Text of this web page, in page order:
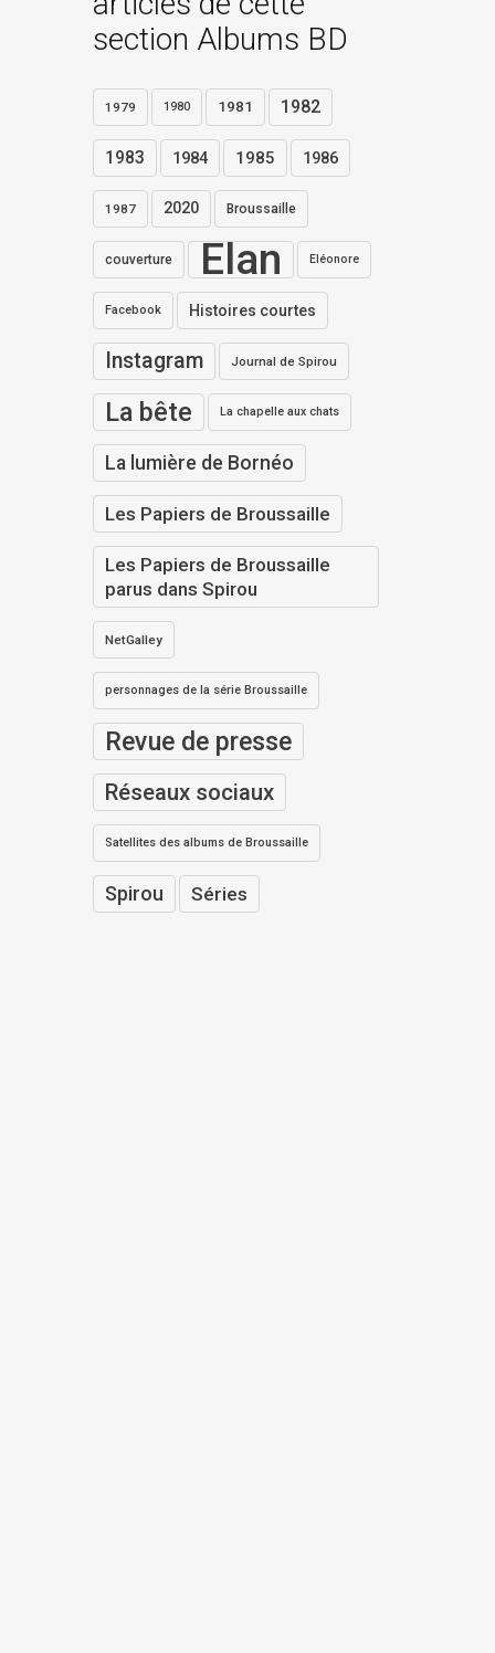
section Albums BD
1979 1980 1981 1982
1983 1984 1985 1986
1987 2020 Broussaille
couverture Elan Eléonore
Facebook Histoires courtes
Instagram Journal de Spirou
La bête La chapelle aux chats
La lumière de Bornéo
Les Papiers de Broussaille
Les Papiers de Broussaille
parus dans Spirou
NetGalley
personnages de la série Broussaille
Revue de presse
Réseaux sociaux
Satellites des albums de Broussaille
Spirou Séries